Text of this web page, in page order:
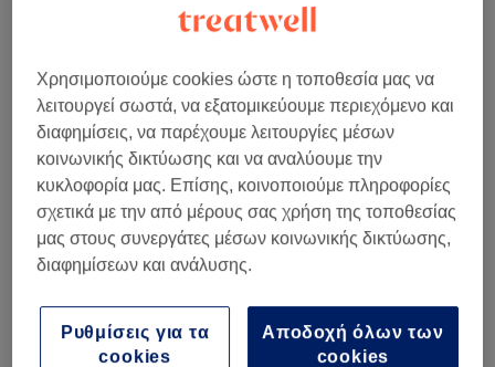
Καθαριότητα
Προσωπικό
Φιλτράρισμα κριτικών
Χρησιμοποιούμε cookies ώστε η τοποθεσία μας να
λειτουργεί σωστά, να εξατομικεύουμε περιεχόμενο και
διαφημίσεις, να παρέχουμε λειτουργίες μέσων
κοινωνικής δικτύωσης και να αναλύουμε την
κυκλοφορία μας. Επίσης, κοινοποιούμε πληροφορίες
σχετικά με την από μέρους σας χρήση της τοποθεσίας
μας στους συνεργάτες μέσων κοινωνικής δικτύωσης,
διαφημίσεων και ανάλυσης.
Αποδοχή όλων των
cookies
Ρυθμίσεις για τα
cookies